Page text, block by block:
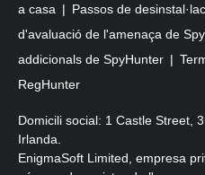
a casa Passos de
d'avaluació de l'amenaça de
addicionals de SpyHunter
RegHunter
Domicili social: 1 Castle Street,
Irlanda.
EnigmaSoft Limited, empresa